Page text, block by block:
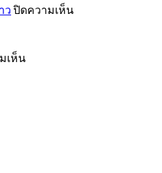
ว ปิดความเห็นบน
เห็นบน